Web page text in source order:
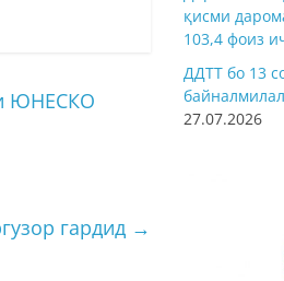
ЮНЕСКО
гардид →
қисми
103,4 фоиз
ДДТТ бо 13
27.07.2026